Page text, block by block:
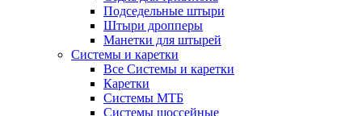
Подседельные штыри
Штыри дропперы
Манетки для штырей
Системы и каретки
Все Системы и каретки
Каретки
Системы МТБ
Системы шоссейные